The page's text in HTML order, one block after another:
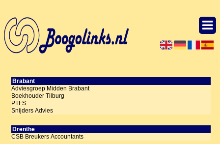
Brabant
Adviesgroep Midden Brabant
Boekhouder Tilburg
PTFS
Snijders Advies
Drenthe
CSB Breukers Accountants